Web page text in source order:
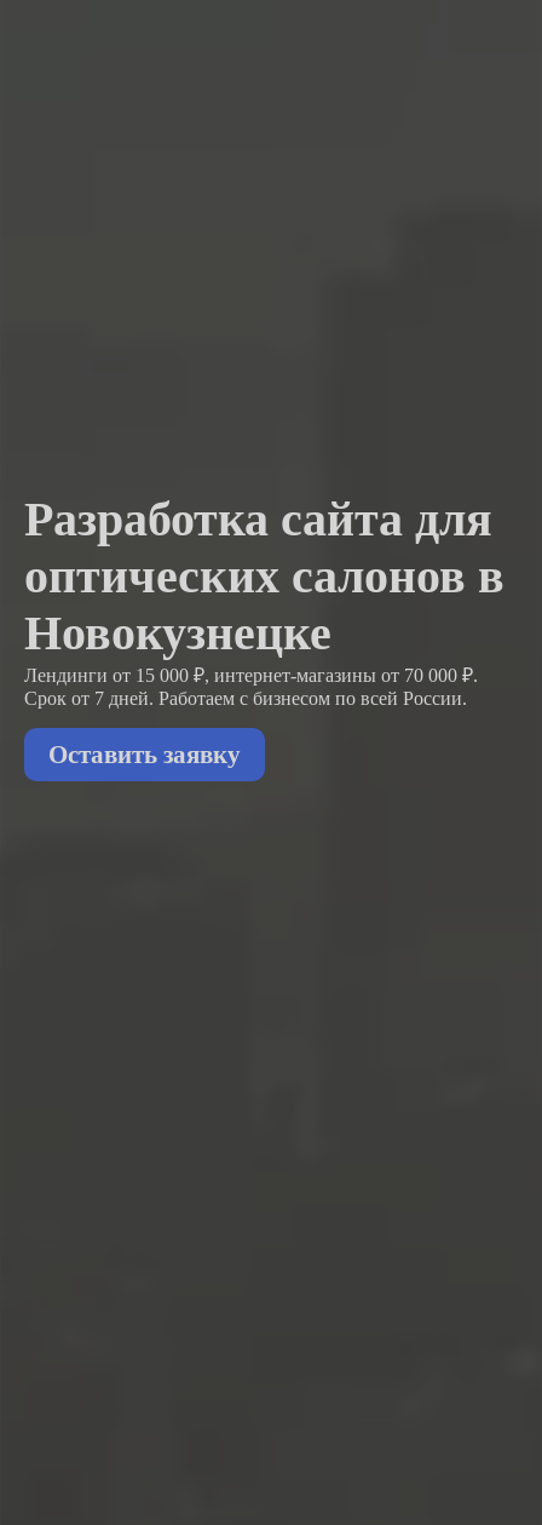
Разработка сайта для
оптических салонов в
Новокузнецке
Лендинги от 15 000 ₽, интернет-магазины от 70 000 ₽.
Срок от 7 дней. Работаем с бизнесом по всей России.
Оставить заявку